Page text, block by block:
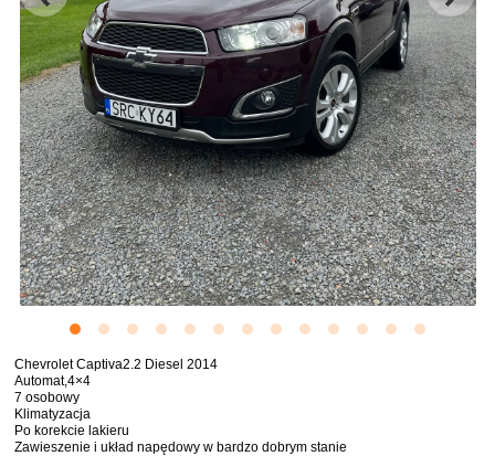
Chevrolet Captiva2.2 Diesel 2014
Automat,4×4
7 osobowy
Klimatyzacja
Po korekcie lakieru
Zawieszenie i układ napędowy w bardzo dobrym stanie